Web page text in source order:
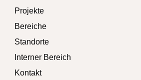
Projekte
Bereiche
Standorte
Interner Bereich
Kontakt